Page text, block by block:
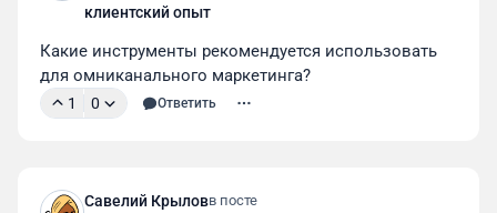
клиентский опыт
Какие инструменты рекомендуется использовать
для омниканального маркетинга?
1 0 Ответить
Савелий Крыловв посте